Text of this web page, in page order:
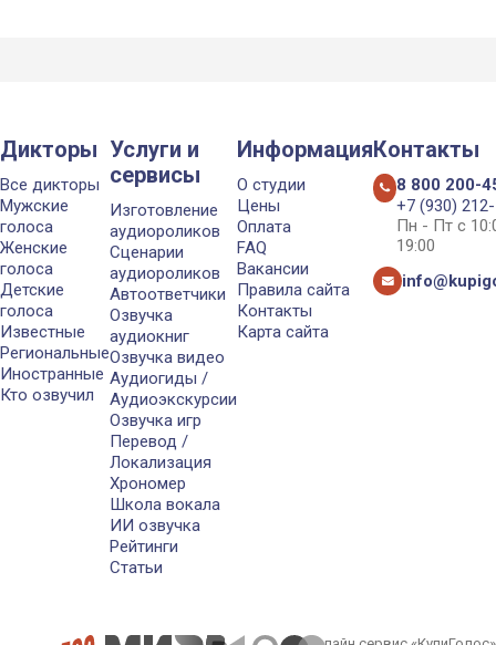
Дикторы
Все дикторы
Мужские
голоса
Женские
голоса
Детские
голоса
Известные
Региональные
Иностранные
Кто озвучил
Услуги и
сервисы
Изготовление
аудиороликов
Сценарии
аудиороликов
Автоответчики
Озвучка
аудиокниг
Озвучка видео
Аудиогиды /
Аудиоэкскурсии
Озвучка игр
Перевод /
Локализация
Хрономер
Школа вокала
ИИ озвучка
Рейтинги
Статьи
Информация
О студии
Цены
Оплата
FAQ
Вакансии
Правила сайта
Контакты
Карта сайта
Контакты
8 800 200-
+7 (930)
Пн - Пт с
19:00